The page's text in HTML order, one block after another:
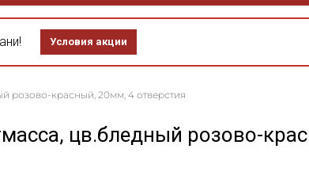
Условия акции
розово-красный, 20мм, 4 отверстия
цв.бледный розово-